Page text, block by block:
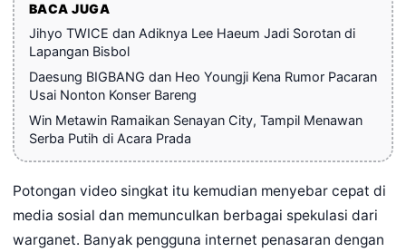
BACA JUGA
Jihyo TWICE dan Adiknya Lee Haeum Jadi Sorotan di
Lapangan Bisbol
Daesung BIGBANG dan Heo Youngji Kena Rumor Pacaran
Usai Nonton Konser Bareng
Win Metawin Ramaikan Senayan City, Tampil Menawan
Serba Putih di Acara Prada
Potongan video singkat itu kemudian menyebar cepat di
media sosial dan memunculkan berbagai spekulasi dari
warganet. Banyak pengguna internet penasaran dengan